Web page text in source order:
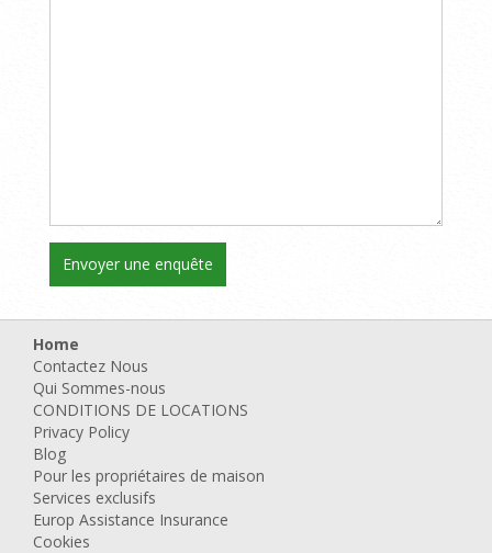
Home
Contactez Nous
Qui Sommes-nous
CONDITIONS DE LOCATIONS
Privacy Policy
Blog
Pour les propriétaires de maison
Services exclusifs
Europ Assistance Insurance
Cookies